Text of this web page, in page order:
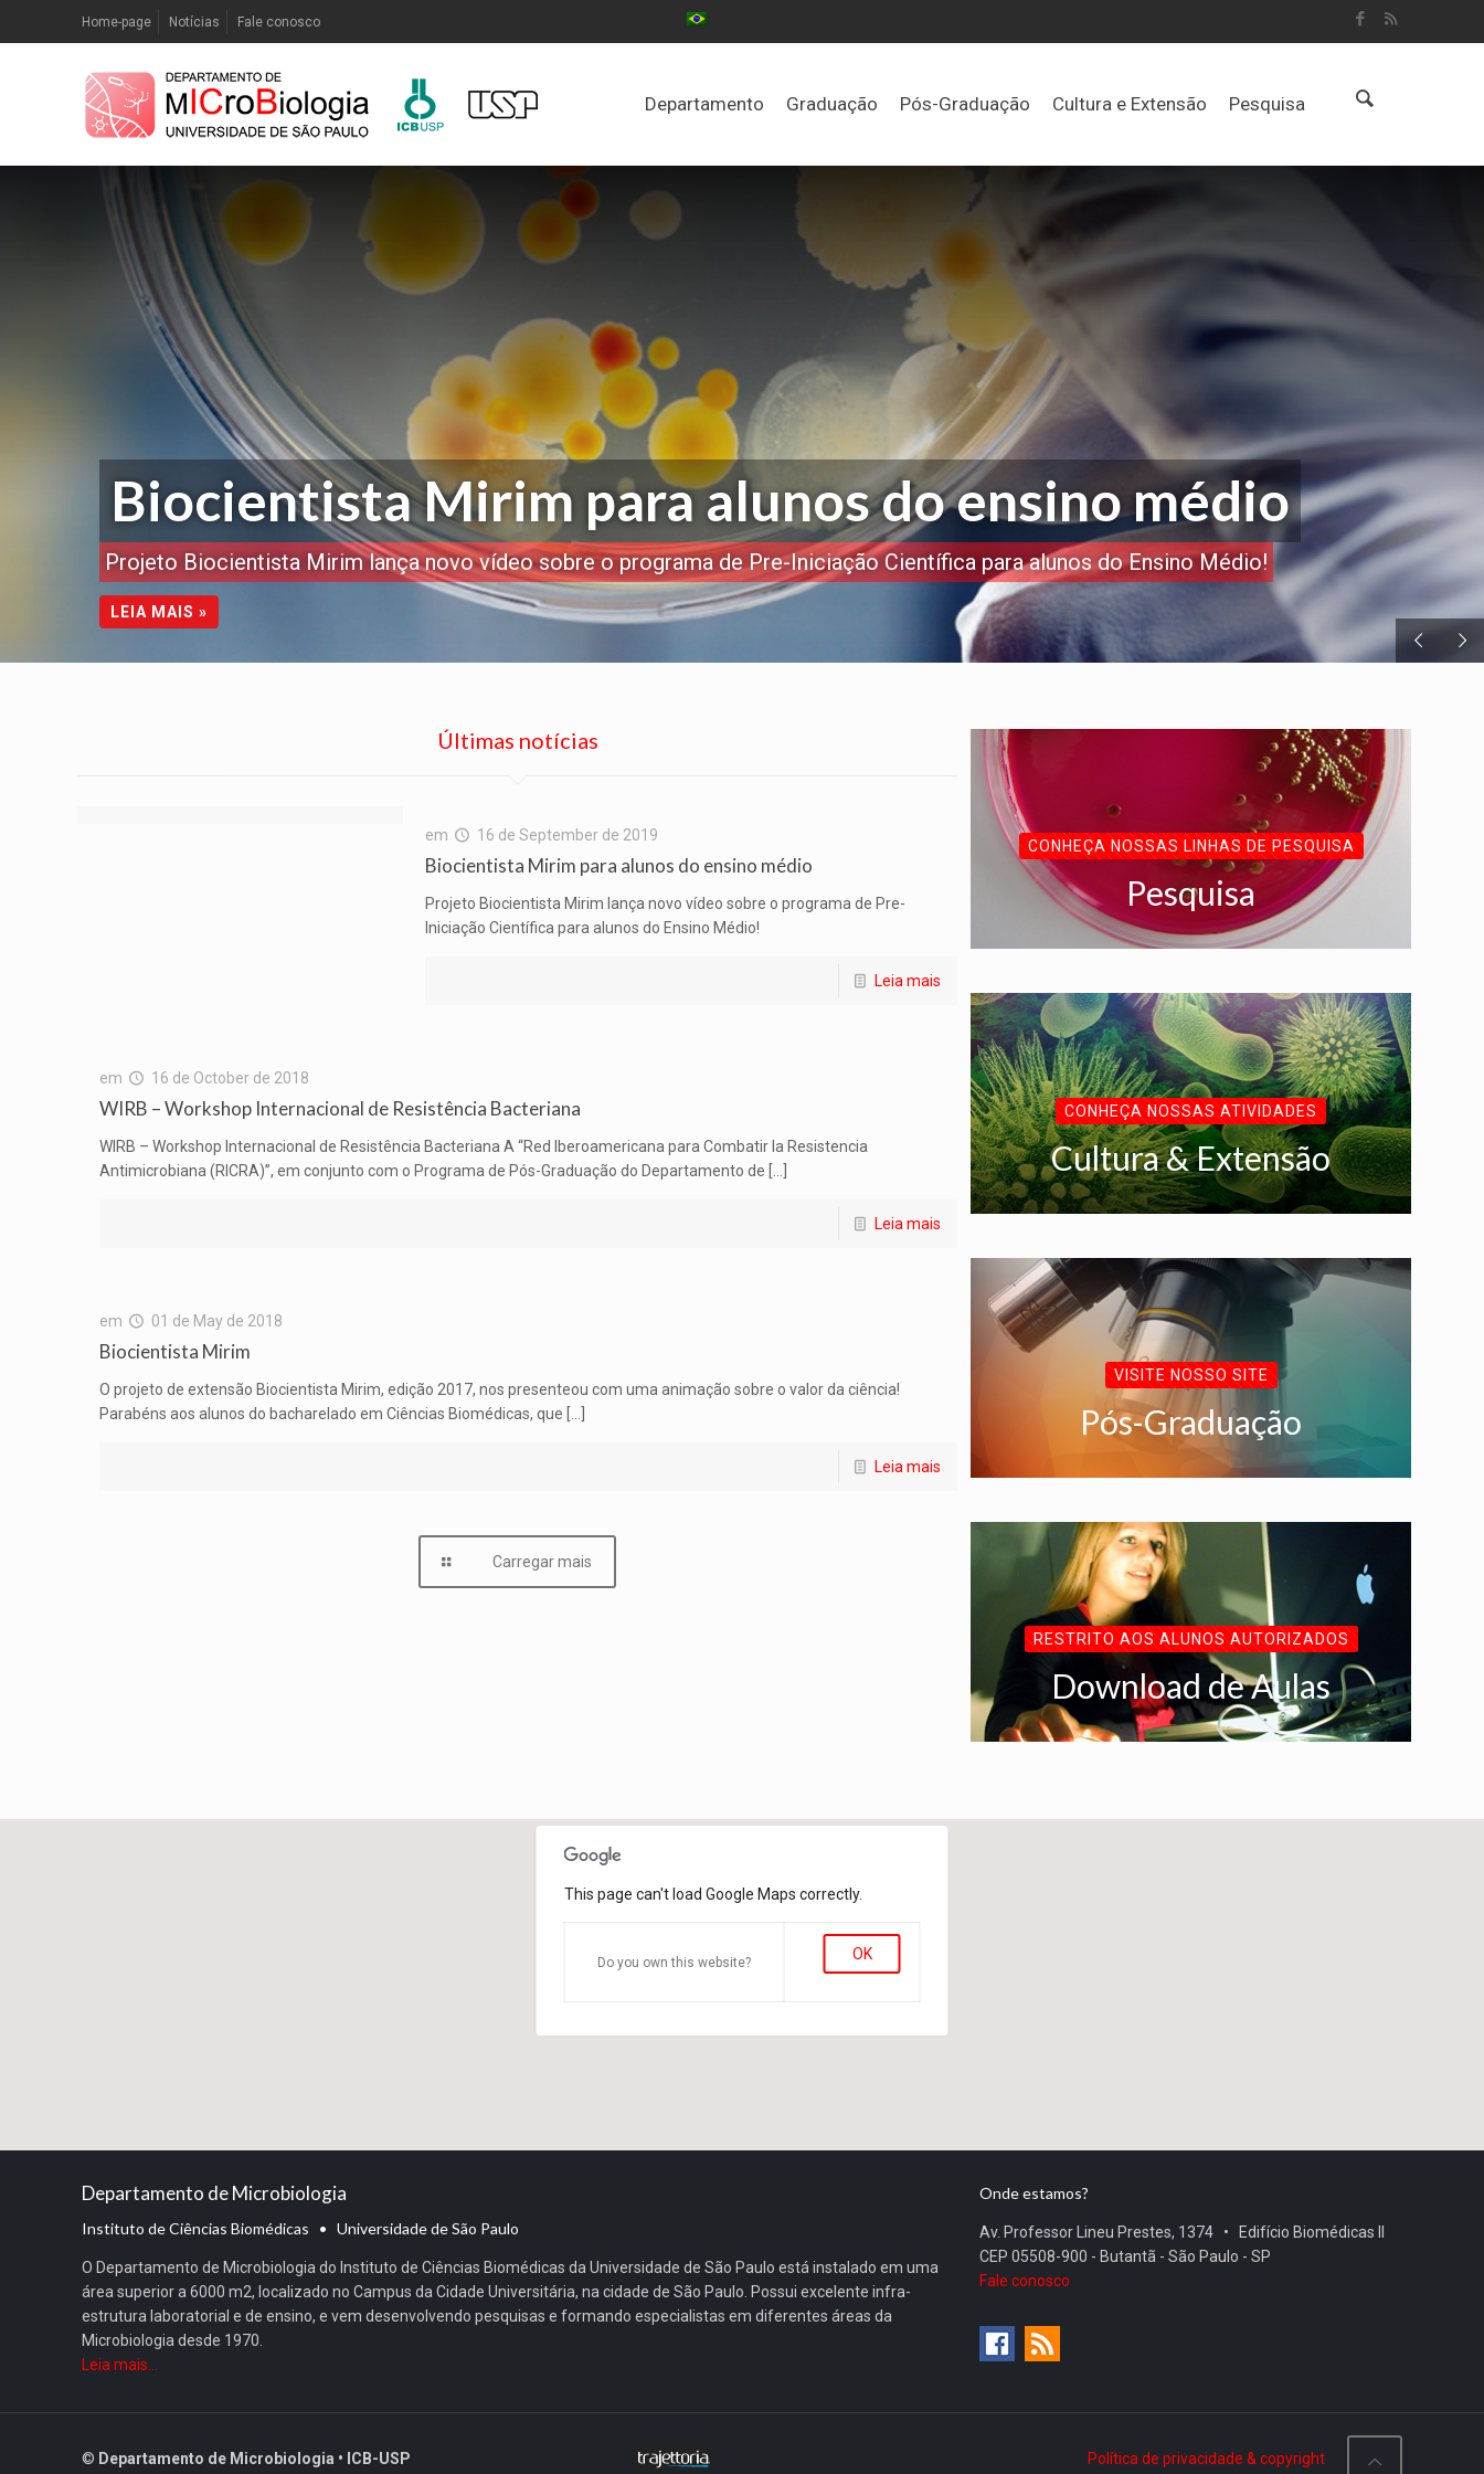
Home-page Notícias Fale conosco
Departamento Graduação Pós-Graduação Cultura e Extensão Pesquisa
Biocientista Mirim para alunos do ensino médio
Projeto Biocientista Mirim lança novo vídeo sobre o programa de Pre-Iniciação Científica para alunos do Ensino Médio!
LEIA MAIS »
Últimas notícias
em 16 de September de 2019
Biocientista Mirim para alunos do ensino médio
Projeto Biocientista Mirim lança novo vídeo sobre o programa de Pre-
Iniciação Científica para alunos do Ensino Médio!
Leia mais
em 16 de October de 2018
WIRB – Workshop Internacional de Resistência Bacteriana
WIRB – Workshop Internacional de Resistência Bacteriana A “Red Iberoamericana para Combatir la Resistencia
Antimicrobiana (RICRA)”, em conjunto com o Programa de Pós-Graduação do Departamento de […]
Leia mais
em 01 de May de 2018
Biocientista Mirim
O projeto de extensão Biocientista Mirim, edição 2017, nos presenteou com uma animação sobre o valor da ciência!
Parabéns aos alunos do bacharelado em Ciências Biomédicas, que […]
Leia mais
Carregar mais
CONHEÇA NOSSAS LINHAS DE PESQUISA
Pesquisa
CONHEÇA NOSSAS ATIVIDADES
Cultura & Extensão
VISITE NOSSO SITE
Pós-Graduação
RESTRITO AOS ALUNOS AUTORIZADOS
Download de Aulas
This page can't load Google Maps correctly.
Do you own this website? OK
Departamento de Microbiologia
Instituto de Ciências Biomédicas • Universidade de São Paulo
O Departamento de Microbiologia do Instituto de Ciências Biomédicas da Universidade de São Paulo está instalado em uma
área superior a 6000 m2, localizado no Campus da Cidade Universitária, na cidade de São Paulo. Possui excelente infra-
estrutura laboratorial e de ensino, e vem desenvolvendo pesquisas e formando especialistas em diferentes áreas da
Microbiologia desde 1970.
Leia mais...
Onde estamos?
Av. Professor Lineu Prestes, 1374 • Edifício Biomédicas II
CEP 05508-900 - Butantã - São Paulo - SP
Fale conosco
© Departamento de Microbiologia • ICB-USP Política de privacidade & copyright